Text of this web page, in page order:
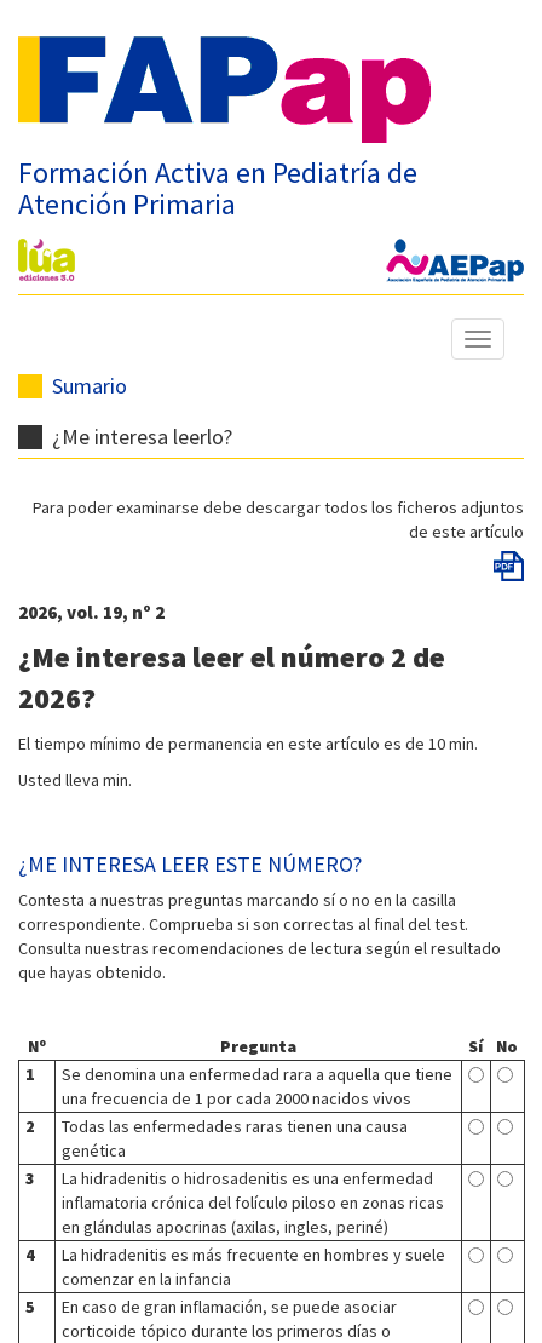
Formación Activa en Pediatría de
Atención Primaria
Mostrar
menú
Sumario
¿Me interesa leerlo?
Para poder examinarse debe descargar todos los ficheros adjuntos
de este artículo
2026, vol. 19, nº 2
¿Me interesa leer el número 2 de
2026?
El tiempo mínimo de permanencia en este artículo es de 10 min.
Usted lleva min.
¿ME INTERESA LEER ESTE NÚMERO?
Contesta a nuestras preguntas marcando sí o no en la casilla
correspondiente. Comprueba si son correctas al final del test.
Consulta nuestras recomendaciones de lectura según el resultado
que hayas obtenido.
Nº Pregunta Sí
No
1
Se denomina una enfermedad rara a aquella que tiene
una frecuencia de 1 por cada 2000 nacidos vivos
2
Todas las enfermedades raras tienen una causa
genética
3
La hidradenitis o hidrosadenitis es una enfermedad
inflamatoria crónica del folículo piloso en zonas ricas
en glándulas apocrinas (axilas, ingles, periné)
4
La hidradenitis es más frecuente en hombres y suele
comenzar en la infancia
5
En caso de gran inflamación, se puede asociar
corticoide tópico durante los primeros días o